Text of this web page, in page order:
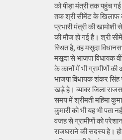
को पीड़ा मंत्री तक पहुंच
तक श्री सीमेंट के खिलाफ
प्रभारी मंत्री की
की मौज हो गई है। श्री
स्थित है, वह मसूदा
मसूदा से भाजपा विधायक
के कानों में भी ग्रामीणों
भाजपा विधायक शंकर सिंह
खड़े हे। ब्यावर जिला
समय में श्रीमती महिमा
कुमारी को भी यह भी पता
वजह से ग्रामीणों को
राजघराने की सदस्य हे।